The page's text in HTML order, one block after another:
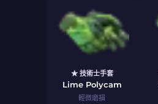
★ 技術士手套
Lime Polycam
輕微磨損